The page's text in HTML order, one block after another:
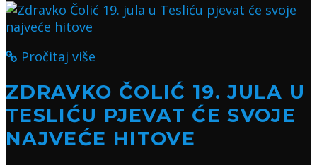
Pročitaj više
ZDRAVKO ČOLIĆ 19. JULA U
TESLIĆU PJEVAT ĆE SVOJE
NAJVEĆE HITOVE